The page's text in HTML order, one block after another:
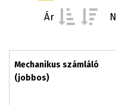
Ár
Mechanikus számláló
(jobbos)